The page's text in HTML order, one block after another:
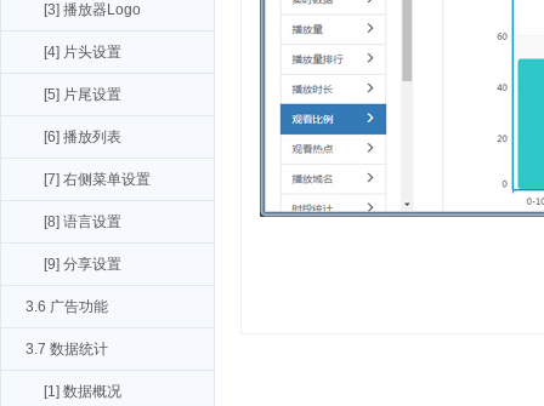
[3] 播放器Logo
[4] 片头设置
[5] 片尾设置
[6] 播放列表
[7] 右侧菜单设置
[8] 语言设置
[9] 分享设置
3.6 广告功能
3.7 数据统计
[1] 数据概况